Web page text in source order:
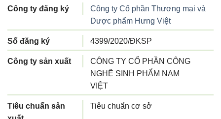
Công ty đăng ký
Công ty Cổ phần Thương mại và
Dược phẩm Hưng Việt
Số đăng ký 4399/2020/ĐKSP
Công ty sản xuất
CÔNG TY CỔ PHẦN CÔNG
NGHỆ SINH PHẨM NAM
VIỆT
Tiêu chuẩn sản
Tiêu chuẩn cơ sở